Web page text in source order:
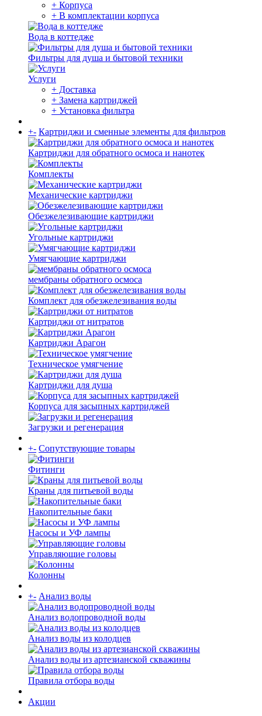
+ Корпуса
+ В комплектации корпуса
Вода в коттедже
Фильтры для душа и бытовой техники
Услуги
+ Доставка
+ Замена картриджей
+ Установка фильтра
+- Картриджи и сменные элементы для фильтров
Картриджи для обратного осмоса и нанотек
Комплекты
Механические картриджи
Обезжелезивающие картриджи
Угольные картриджи
Умягчающие картриджи
мембраны обратного осмоса
Комплект для обезжелезивания воды
Картриджи от нитратов
Картриджи Арагон
Техническое умягчение
Картриджи для душа
Корпуса для засыпных картриджей
Загрузки и регенерация
+- Сопутствующие товары
Фитинги
Краны для питьевой воды
Накопительные баки
Насосы и УФ лампы
Управляющие головы
Колонны
+- Анализ воды
Анализ водопроводной воды
Анализ воды из колодцев
Анализ воды из артезианской скважины
Правила отбора воды
Акции